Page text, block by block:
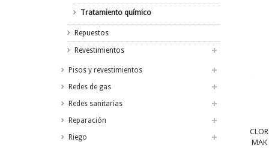
Tratamiento químico
Repuestos
Revestimientos
Pisos y revestimientos
Redes de gas
Redes sanitarias
Reparación
Riego